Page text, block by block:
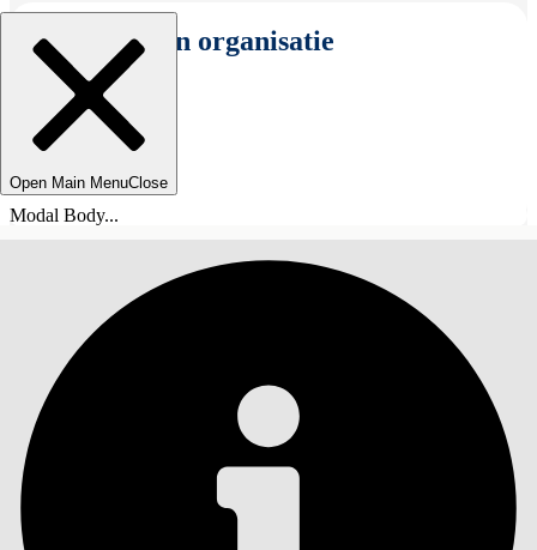
Selecteer een organisatie
Open Main MenuClose
Modal Body...
INHOUDSOPGAVE